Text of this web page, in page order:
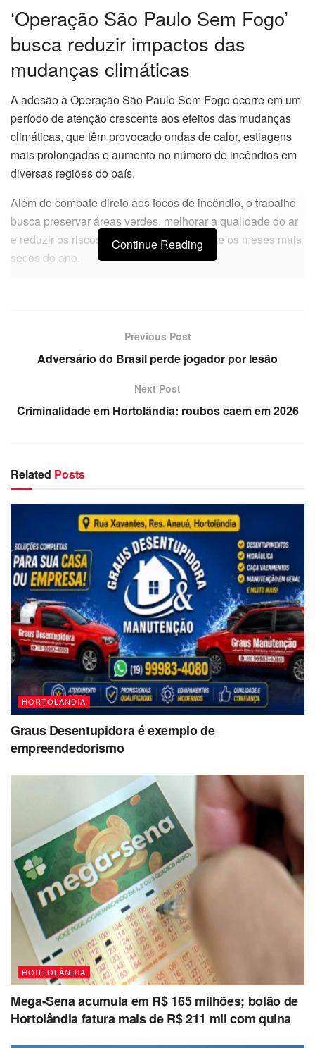
‘Operação São Paulo Sem Fogo’
busca reduzir impactos das
mudanças climáticas
A adesão à Operação São Paulo Sem Fogo ocorre em um
período de atenção crescente aos efeitos das mudanças
climáticas, que têm provocado ondas de calor, estiagens
mais prolongadas e aumento no número de incêndios em
diversas regiões do país.
Além do combate direto aos focos de incêndio, o trabalho
busca preservar áreas verdes, melhorar a qualidade do ar
e reduzir os riscos à saúde pública durante os meses mais
secos do ano.
Continue Reading
Previous Post
Adversário do Brasil perde jogador por lesão
Next Post
Criminalidade em Hortolândia: roubos caem em 2026
Related Posts
HORTOLÂNDIA
Graus Desentupidora é exemplo de
empreendedorismo
HORTOLÂNDIA
Mega-Sena acumula em R$ 165 milhões; bolão de
Hortolândia fatura mais de R$ 211 mil com quina